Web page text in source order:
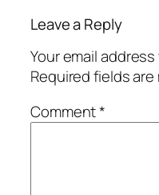
Leave a Reply
Your email
Required fields
Comment*